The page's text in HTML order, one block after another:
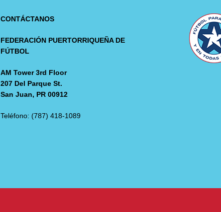
CONTÁCTANOS
FEDERACIÓN PUERTORRIQUEÑA DE
FÚTBOL
AM Tower 3rd Floor
207 Del Parque St.
San Juan, PR 00912
Teléfono: (787) 418-1089